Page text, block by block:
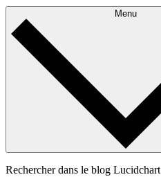
Menu
Rechercher dans le blog Lucidchart